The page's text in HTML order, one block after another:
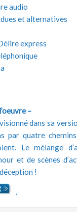
audio
et alternatives
express
–
dans sa
par quatre
Le mélange
et de scènes
!
.